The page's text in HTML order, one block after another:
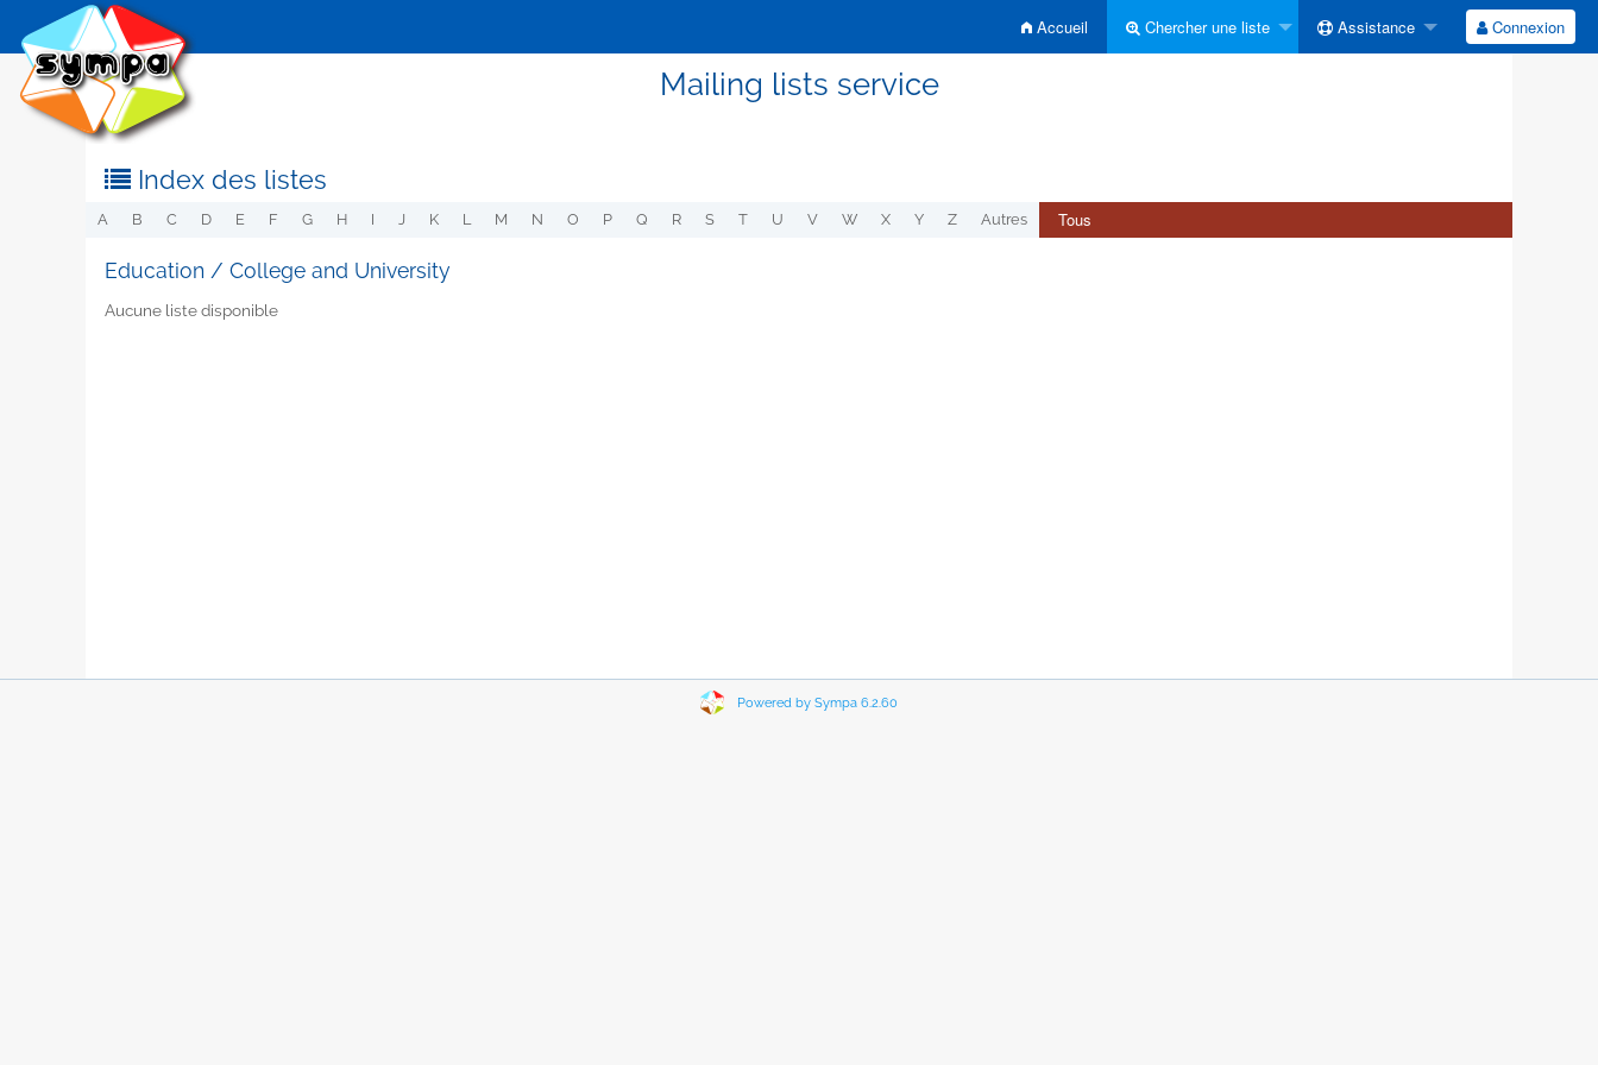
Accueil Chercher une liste Assistance Connexion
Mailing lists service
Index des listes
A B C D E F G H I J K L M N O P Q R S T U V W X Y Z Autres Tous
Education / College and University
Aucune liste disponible
Powered by Sympa 6.2.60